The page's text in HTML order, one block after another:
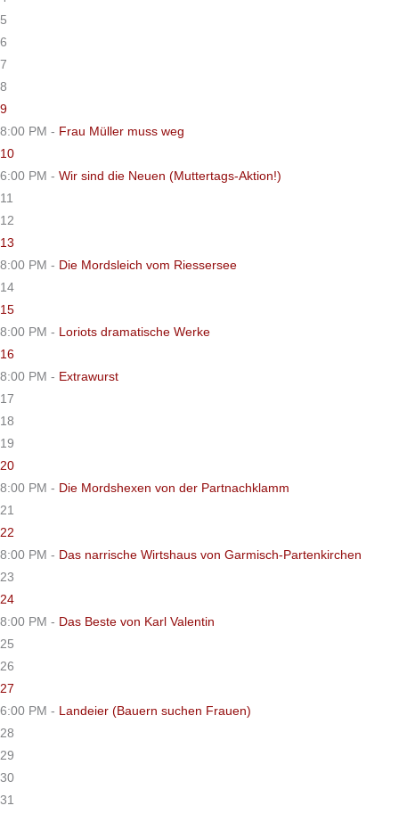
5
6
7
8
9
8:00 PM - Frau Müller muss weg
10
6:00 PM - Wir sind die Neuen (Muttertags-Aktion!)
11
12
13
8:00 PM - Die Mordsleich vom Riessersee
14
15
8:00 PM - Loriots dramatische Werke
16
8:00 PM - Extrawurst
17
18
19
20
8:00 PM - Die Mordshexen von der Partnachklamm
21
22
8:00 PM - Das narrische Wirtshaus von Garmisch-Partenkirchen
23
24
8:00 PM - Das Beste von Karl Valentin
25
26
27
6:00 PM - Landeier (Bauern suchen Frauen)
28
29
30
31